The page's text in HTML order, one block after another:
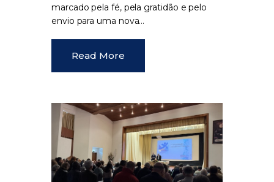
marcado pela fé, pela gratidão e pelo
envio para uma nova…
Read More